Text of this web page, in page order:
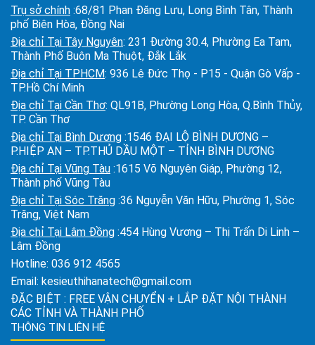
Trụ sở chính :68/81 Phan Đăng Lưu, Long Bình Tân, Thành
phố Biên Hòa, Đồng Nai
Địa chỉ Tại Tây Nguyên: 231 Đường 30.4, Phường Ea Tam,
Thành Phố Buôn Ma Thuột, Đắk Lắk
Địa chỉ Tại TPHCM: 936 Lê Đức Thọ - P15 - Quận Gò Vấp -
TP.Hồ Chí Minh
Địa chỉ Tại Cần Thơ: QL91B, Phường Long Hòa, Q.Bình Thủy,
TP. Cần Thơ
Địa chỉ Tại Bình Dương :1546 ĐẠI LỘ BÌNH DƯƠNG –
P.HIỆP AN – TP.THỦ DẦU MỘT – TỈNH BÌNH DƯƠNG
Địa chỉ Tại Vũng Tàu :1615 Võ Nguyên Giáp, Phường 12,
Thành phố Vũng Tàu
Địa chỉ Tại Sóc Trăng :36 Nguyễn Văn Hữu, Phường 1, Sóc
Trăng, Việt Nam
Địa chỉ Tại Lâm Đồng :454 Hùng Vương – Thị Trấn Di Linh –
Lâm Đồng
Hotline: 036 912 4565
Email: kesieuthihanatech@gmail.com
ĐẶC BIỆT : FREE VẬN CHUYỂN + LẮP ĐẶT NỘI THÀNH
CÁC TỈNH VÀ THÀNH PHỐ
THÔNG TIN LIÊN HỆ